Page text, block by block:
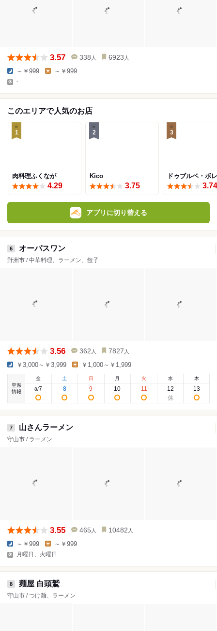
3.57 338 人 6923 人
～￥999 ～￥999
-
このエリアで人気のお店
1
肉料理ふくなが
4.29
2
Kico
3.75
3
ドゥブルベ・ボ
3.74
アプリに切り替える
6 オーパスワン
野洲市 / 中華料理、ラーメン、餃子
3.56 362 人 7827 人
￥3,000～￥3,999 ￥1,000～￥1,999
空席
情報
金
8/7
土
8
日
9
月
10
火
11
水
12
木
13
7 山さんラーメン
守山市 / ラーメン
3.55 465 人 10482 人
～￥999 ～￥999
月曜日、火曜日
8 麺屋 白頭鷲
守山市 / つけ麺、ラーメン